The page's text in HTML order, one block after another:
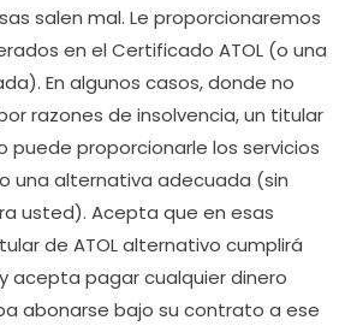
salen mal. Le proporcionaremos
en el Certificado ATOL (o una
En algunos casos, donde no
razones de insolvencia, un titular
puede proporcionarle los servicios
una alternativa adecuada (sin
usted). Acepta que en esas
de ATOL alternativo cumplirá
acepta pagar cualquier dinero
abonarse bajo su contrato a ese